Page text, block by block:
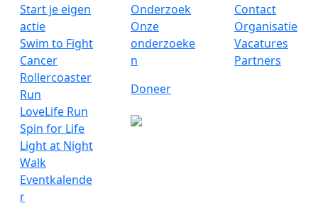
Start je eigen
actie
Swim to Fight
Cancer
Rollercoaster
Run
LoveLife Run
Spin for Life
Light at Night
Walk
Eventkalende
r
Onderzoek
Onze
onderzoeke
n
Doneer
Contact
Organisatie
Vacatures
Partners